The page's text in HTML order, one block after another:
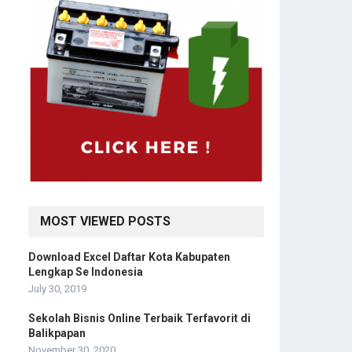
MOST VIEWED POSTS
Download Excel Daftar Kota Kabupaten
Lengkap Se Indonesia
July 30, 2019
Sekolah Bisnis Online Terbaik Terfavorit di
Balikpapan